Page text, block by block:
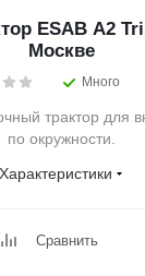
ESAB A2
Москве
Много
трактор для
по окружности.
Характеристики
Сравнить